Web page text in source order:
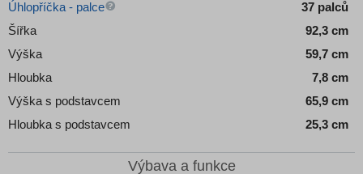
Úhlopříčka - palce
37 palců
Šířka
92,3 cm
Výška
59,7 cm
Hloubka
7,8 cm
Výška s podstavcem
65,9 cm
Hloubka s podstavcem
25,3 cm
Výbava a funkce